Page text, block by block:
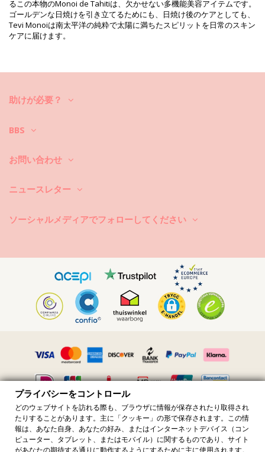
るこの本物のMonoi de Tahitiは、欠かせない多機能美容アイテムです。
ゴールデンな日焼けを引き立てるためにも、日焼け後のケアとしても、
Tevi Monoiは南太平洋の純粋で太陽に満ちたスピリットを日常のスキン
ケアに届けます。
助けが必要？
BBS
お問い合わせ
ニュースレター
ソーシャルメディアでフォローしてください
すべての価格には付加価値税が含まれています · 付加価値税番号
FR36509778270 · 無断転載を禁じます ©️2023 ブラジリアン ビキニ ショ
ップ
プライバシーをコントロール
どのウェブサイトを訪れる際も、ブラウザに情報が保存されたり取得され
たりすることがあります。主に「クッキー」の形で保存されます。この情
報は、あなた自身、あなたの好み、またはインターネットデバイス（コン
ピューター、タブレット、またはモバイル）に関するものであり、サイト
があなたの期待する通りに動作するようにするために主に使用されます。